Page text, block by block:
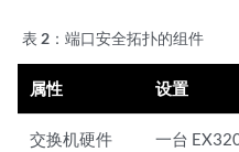
表 2： 端口安全拓扑的组件
属性 设置
交换机硬件
一台